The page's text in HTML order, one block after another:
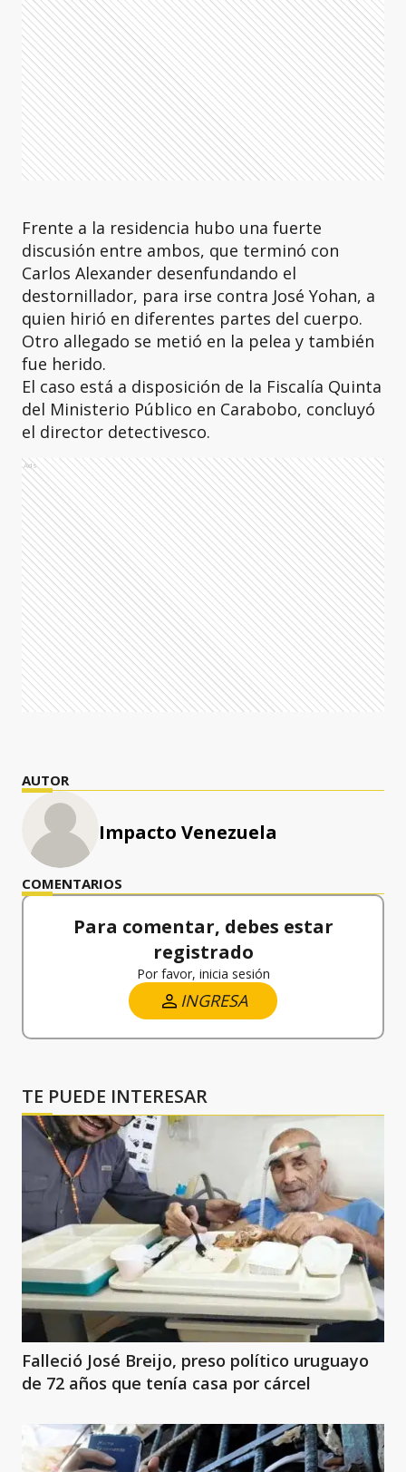
Frente a la residencia hubo una fuerte
discusión entre ambos, que terminó con
Carlos Alexander desenfundando el
destornillador, para irse contra José Yohan, a
quien hirió en diferentes partes del cuerpo.
Otro allegado se metió en la pelea y también
fue herido.
El caso está a disposición de la Fiscalía Quinta
del Ministerio Público en Carabobo, concluyó
el director detectivesco.
Ads
AUTOR
Impacto Venezuela
COMENTARIOS
Para comentar, debes estar
registrado
Por favor, inicia sesión
INGRESA
TE PUEDE INTERESAR
Falleció José Breijo, preso político uruguayo
de 72 años que tenía casa por cárcel